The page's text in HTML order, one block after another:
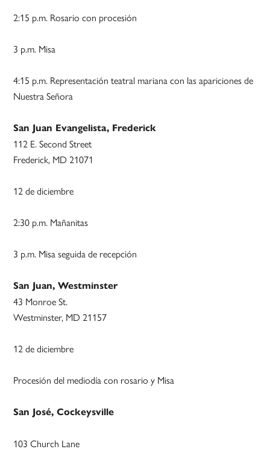
2:15 p.m. Rosario con procesión
3 p.m. Misa
4:15 p.m. Representación teatral mariana con las apariciones de
Nuestra Señora
San Juan Evangelista, Frederick
112 E. Second Street
Frederick, MD 21071
12 de diciembre
2:30 p.m. Mañanitas
3 p.m. Misa seguida de recepción
San Juan, Westminster
43 Monroe St.
Westminster, MD 21157
12 de diciembre
Procesión del mediodía con rosario y Misa
San José, Cockeysville
103 Church Lane